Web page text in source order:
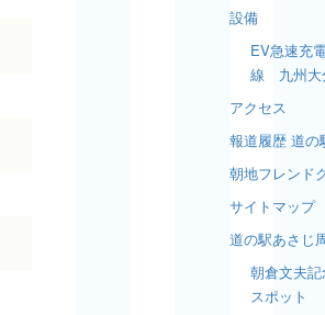
設備
EV急速充
線 九州大
アクセス
報道履歴 道の
朝地フレンド
サイトマップ
道の駅あさじ
朝倉文夫
スポット